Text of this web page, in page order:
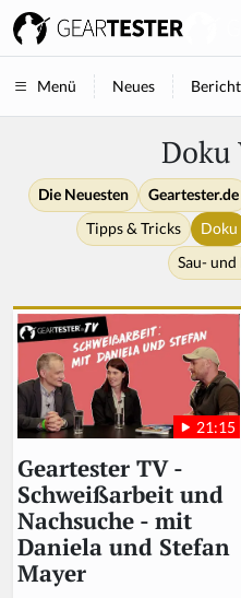
Menü Neues
Doku
Die Neuesten Geartester.de
Tipps & Tricks
Doku
Sau-
21:15
Geartester TV -
Schweißarbeit und
Nachsuche - mit
Daniela und Stefan
Mayer